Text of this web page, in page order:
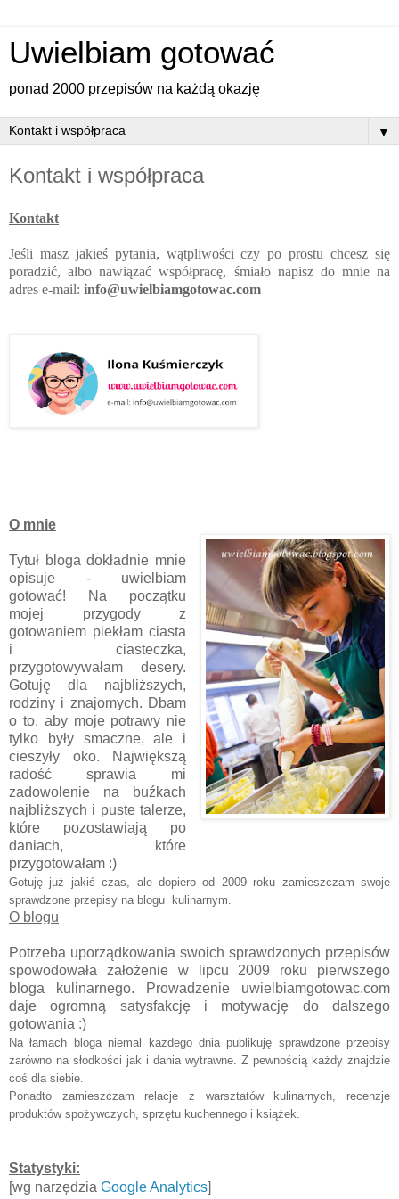
Uwielbiam gotować
ponad 2000 przepisów na każdą okazję
▼
Kontakt i współpraca
Kontakt
Jeśli masz jakieś pytania, wątpliwości czy po prostu chcesz się
poradzić, albo nawiązać współpracę, śmiało napisz do mnie na
adres e-mail: info@uwielbiamgotowac.com
O mnie
Tytuł bloga dokładnie mnie
opisuje - uwielbiam
gotować! Na początku
mojej przygody z
gotowaniem piekłam ciasta
i ciasteczka,
przygotowywałam desery.
Gotuję dla najbliższych,
rodziny i znajomych. Dbam
o to, aby moje potrawy nie
tylko były smaczne, ale i
cieszyły oko. Największą
radość sprawia mi
zadowolenie na buźkach
najbliższych i puste talerze,
które pozostawiają po
daniach, które
przygotowałam :)
Gotuję już jakiś czas, ale dopiero od 2009 roku zamieszczam swoje
sprawdzone przepisy na blogu kulinarnym
O blogu
Potrzeba uporządkowania swoich sprawdzonych przepisów
spowodowała założenie w lipcu 2009 roku pierwszego
bloga kulinarnego. Prowadzenie uwielbiamgotowac.com
daje ogromną satysfakcję i motywację do dalszego
gotowania :)
Na łamach bloga niemal każdego dnia publikuję sprawdzone przepisy
zarówno na słodkości jak i dania wytrawne. Z pewnością każdy znajdzie
coś dla siebie.
Ponadto zamieszczam relacje z warsztatów kulinarnych, recenzje
produktów spożywczych, sprzętu kuchennego i książek.
Statystyki:
[wg narzędzia Google Analytics]